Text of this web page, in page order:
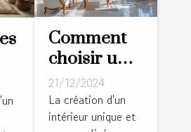
Comment
choisir un
fabricant
de meubles
sur mesure
21/12/2024
La création d'un
intérieur unique et